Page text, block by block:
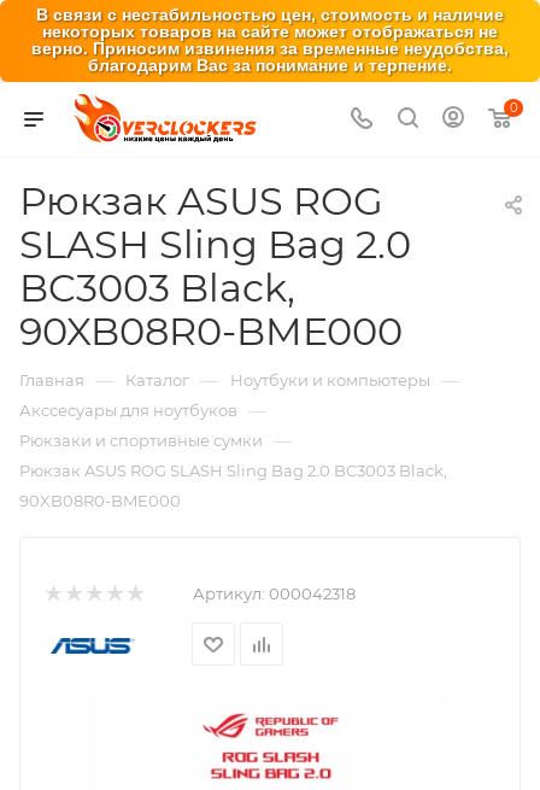
В связи с нестабильностью цен, стоимость и наличие
некоторых товаров на сайте может отображаться не
верно. Приносим извинения за временные неудобства,
благодарим Вас за понимание и терпение.
0
Рюкзак ASUS ROG
SLASH Sling Bag 2.0
BC3003 Black,
90XB08R0-BME000
Главная — Каталог — Ноутбуки и компьютеры —
Акссесуары для ноутбуков —
Рюкзаки и спортивные сумки —
Рюкзак ASUS ROG SLASH Sling Bag 2.0 BC3003 Black,
90XB08R0-BME000
Артикул: 000042318